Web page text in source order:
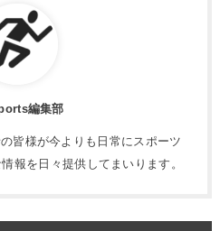
編集部
皆様が今よりも日常にスポーツ
報を日々提供してまいります。